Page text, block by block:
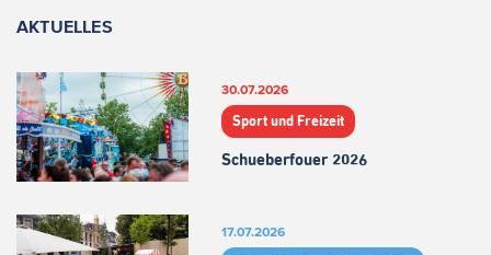
AKTUELLES
30.07.2026
Sport und Freizeit
Schueberfouer 2026
17.07.2026